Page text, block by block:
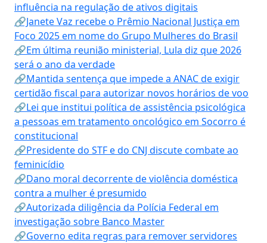
influência na regulação de ativos digitais
🔗Janete Vaz recebe o Prêmio Nacional Justiça em
Foco 2025 em nome do Grupo Mulheres do Brasil
🔗Em última reunião ministerial, Lula diz que 2026
será o ano da verdade
🔗Mantida sentença que impede a ANAC de exigir
certidão fiscal para autorizar novos horários de voo
🔗Lei que institui política de assistência psicológica
a pessoas em tratamento oncológico em Socorro é
constitucional
🔗Presidente do STF e do CNJ discute combate ao
feminicídio
🔗Dano moral decorrente de violência doméstica
contra a mulher é presumido
🔗Autorizada diligência da Polícia Federal em
investigação sobre Banco Master
🔗Governo edita regras para remover servidores